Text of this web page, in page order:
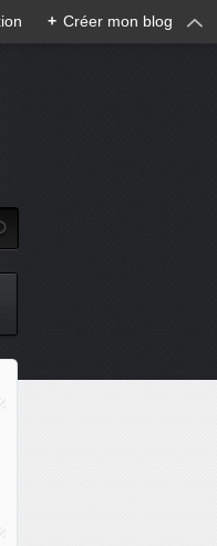
+ Créer mon blog